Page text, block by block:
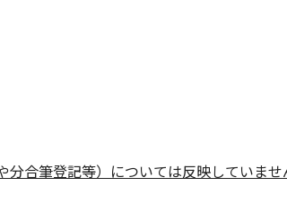
合筆登記等）については反映していませ